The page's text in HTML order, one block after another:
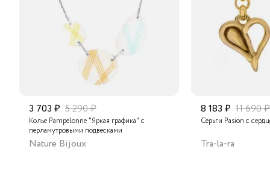
3 703 ₽ 5 290 ₽
Колье Pampelonne "Яркая графика" с
перламутровыми подвесками
Nature Bijoux
8 183 ₽ 11 690 ₽
Серьги Pasion с
Tra-la-ra